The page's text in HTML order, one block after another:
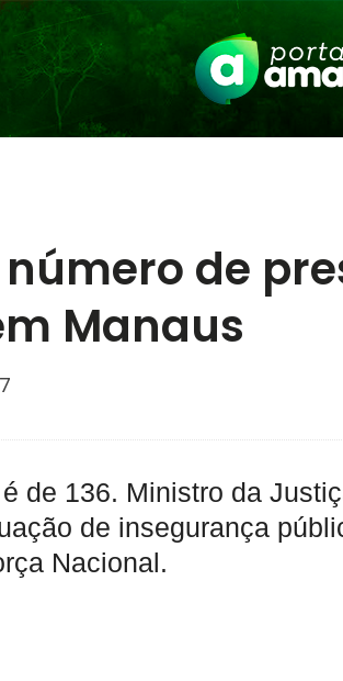
de
Manaus
de 136. Ministro da
de insegurança
Nacional.